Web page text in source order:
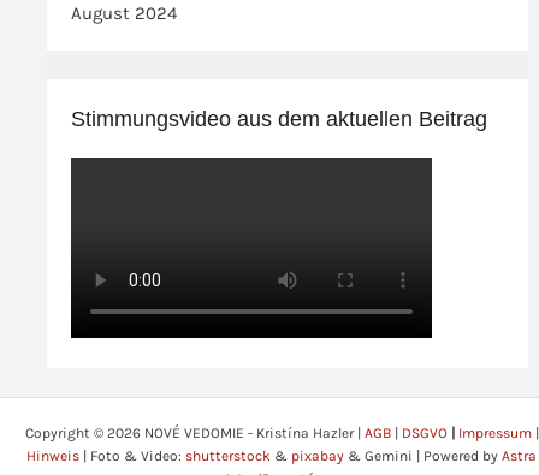
August 2024
Stimmungsvideo aus dem aktuellen Beitrag
Copyright © 2026 NOVÉ VEDOMIE - Kristína Hazler | AGB| DSGVO| Impressum|
Hinweis | Foto & Video: shutterstock & pixabay & Gemini | Powered by Astra